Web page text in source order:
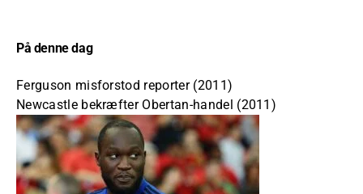
På denne dag
Ferguson misforstod reporter (2011)
Newcastle bekræfter Obertan-handel (2011)